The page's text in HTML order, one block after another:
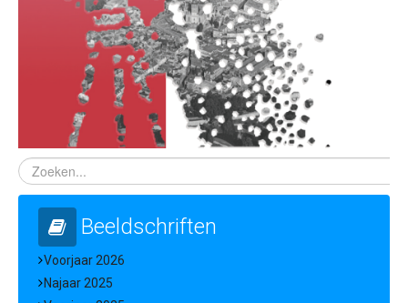
Vrijwilligers
Beeldmateriaal
Contactinformatie
Inschrijfformulier
Beeldschriften
Voorjaar 2026
Najaar 2025